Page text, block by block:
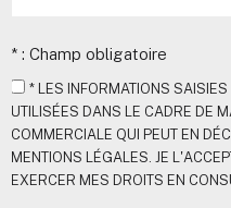
* : Champ obligatoire
* LES INFORMATIONS
UTILISÉES DANS LE CADRE DE
COMMERCIALE QUI PEUT EN
MENTIONS LÉGALES. JE
EXERCER MES DROITS EN